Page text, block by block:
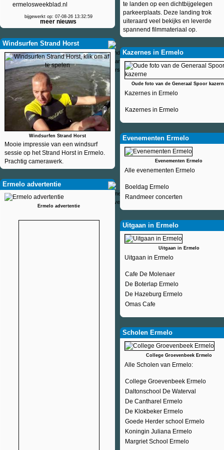
ermelosweekblad.nl
bijgewerkt op: 07-08-26 13:32:59
meer nieuws
Windsurfen Strand Horst
Windsurfen Strand Horst
Mooie impressie van een windsurf
sessie op het Strand Horst in Ermelo.
Prachtig camerawerk.
Ermelo advertentie
Ermelo advertentie
te landen op een dichtbijgelegen
parkeerplaats. Deze landing trok
uiteraard veel bekijks en leverde
spannend filmmateriaal op.
Kazernes in Ermelo
Oude foto van de Generaal Spoor
Kazernes in Ermelo
Kazernes in Ermelo
Evenementen Ermelo
Evenementen Ermelo
Alle evenementen Ermelo
Boeldag Ermelo
Randmeer concerten
Uitgaan in Ermelo
Uitgaan in Ermelo
Uitgaan in Ermelo
Cafe De Molenaer
De Boterlap Ermelo
De Hazeburg Ermelo
Omas Cafe
Scholen Ermelo
College Groevenbeek Ermelo
Alle Scholen van Ermelo:
College Groevenbeek Ermelo
Daltonschool De Waterval
De Cantharel Ermelo
De Klokbeker Ermelo
Goede Herder school Ermelo
Koningin Juliana Ermelo
Margriet School Ermelo